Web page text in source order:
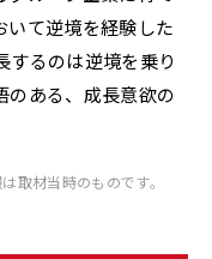
いて逆境を経験した
するのは逆境を乗り
のある、成長意欲の
取材当時のものです。